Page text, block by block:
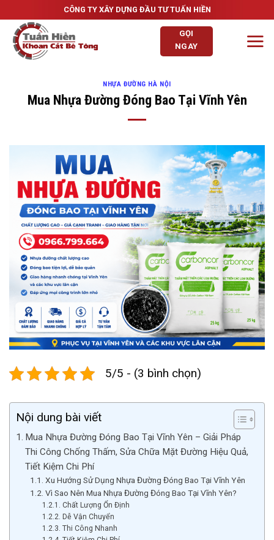
to
content
CÔNG TY XÂY DỰNG ĐẦU TƯ TUẤN HIỀN
GỌI
NGAY
NHỰA ĐƯỜNG HÀ NỘI
Mua Nhựa Đường Đóng Bao Tại Vĩnh Yên
5/5 - (3 bình chọn)
Nội dung bài viết
Mua Nhựa Đường Đóng Bao Tại Vĩnh Yên – Giải Pháp
Thi Công Chống Thấm, Sửa Chữa Mặt Đường Hiệu Quả,
Tiết Kiệm Chi Phí
Xu Hướng Sử Dụng Nhựa Đường Đóng Bao Tại Vĩnh Yên
Vì Sao Nên Mua Nhựa Đường Đóng Bao Tại Vĩnh Yên?
Chất Lượng Ổn Định
Dễ Vận Chuyển
Thi Công Nhanh